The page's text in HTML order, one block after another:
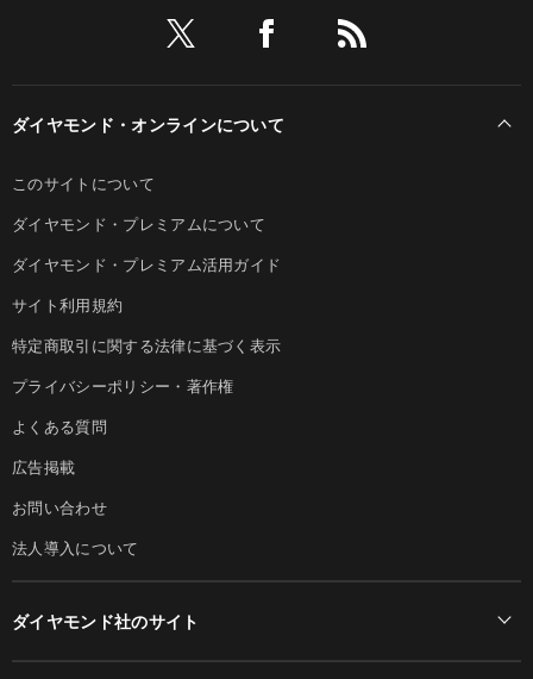
ダイヤモンド・オンラインについて
このサイトについて
ダイヤモンド・プレミアムについて
ダイヤモンド・プレミアム活用ガイド
サイト利用規約
特定商取引に関する法律に基づく表示
プライバシーポリシー・著作権
よくある質問
広告掲載
お問い合わせ
法人導入について
ダイヤモンド社のサイト